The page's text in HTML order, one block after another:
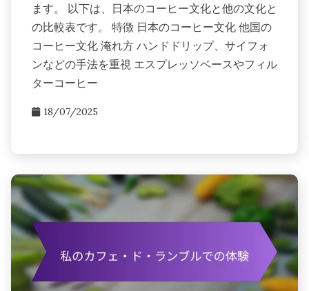
ます。 以下は、日本のコーヒー文化と他の文化と
の比較表です。 特徴 日本のコーヒー文化 他国の
コーヒー文化 淹れ方 ハンドドリップ、サイフォ
ンなどの手法を重視 エスプレッソベースやフィル
ターコーヒー
18/07/2025